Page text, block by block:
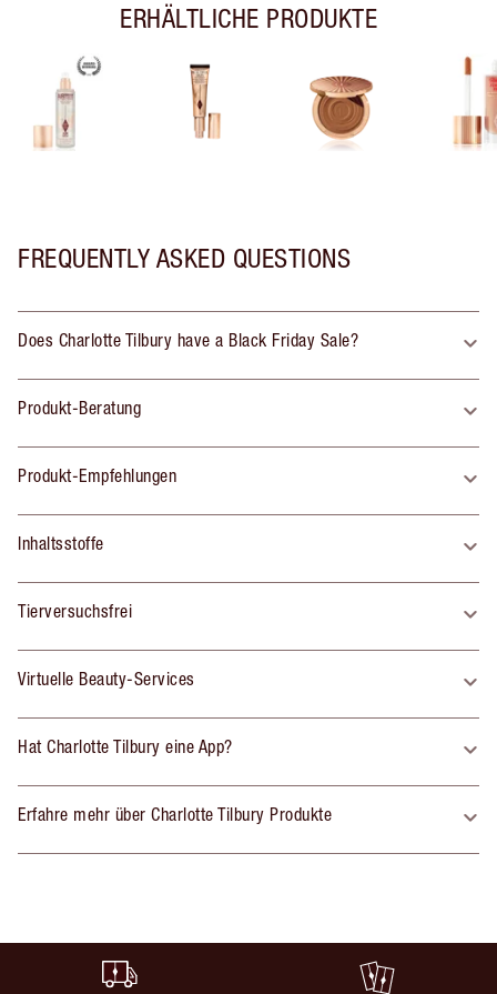
ERHÄLTLICHE PRODUKTE
FREQUENTLY ASKED QUESTIONS
Does Charlotte Tilbury have a Black Friday Sale?
Produkt-Beratung
Produkt-Empfehlungen
Inhaltsstoffe
Tierversuchsfrei
Virtuelle Beauty-Services
Hat Charlotte Tilbury eine App?
Erfahre mehr über Charlotte Tilbury Produkte